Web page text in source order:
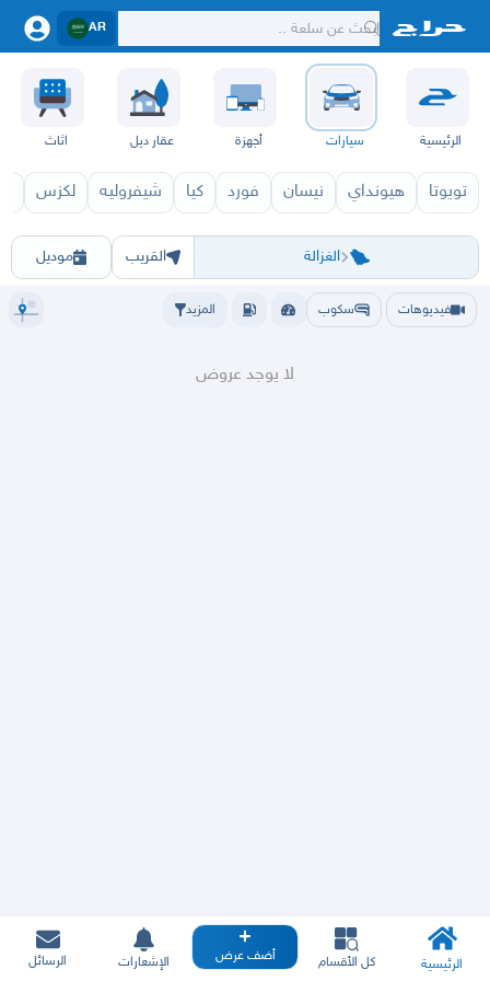
AR
الرئيسية سيارات أجهزة عقار ديل اثاث
تويوتا هيونداي نيسان فورد كيا شيفروليه لكزس
الغزالة
الرياض مكه ينبع حفر الباطن تبوك القصيمحائل حائل بقعاء
القريب موديل
ساب 2027 ساب 2026
فيديوهات سكوب المزيد
لا يوجد عروض
الرئيسية كل الأقسام أضف عرض الإشعارات الرسائل